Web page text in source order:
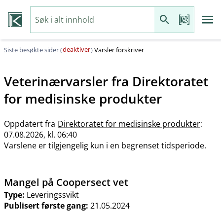
Siste besøkte sider (deaktiver)Varsler forskriver
Veterinærvarsler fra Direktoratet
for medisinske produkter
Oppdatert fra Direktoratet for medisinske produkter:
07.08.2026, kl. 06:40
Varslene er tilgjengelig kun i en begrenset tidsperiode.
Mangel på Coopersect vet
Type: Leveringssvikt
Publisert første gang: 21.05.2024